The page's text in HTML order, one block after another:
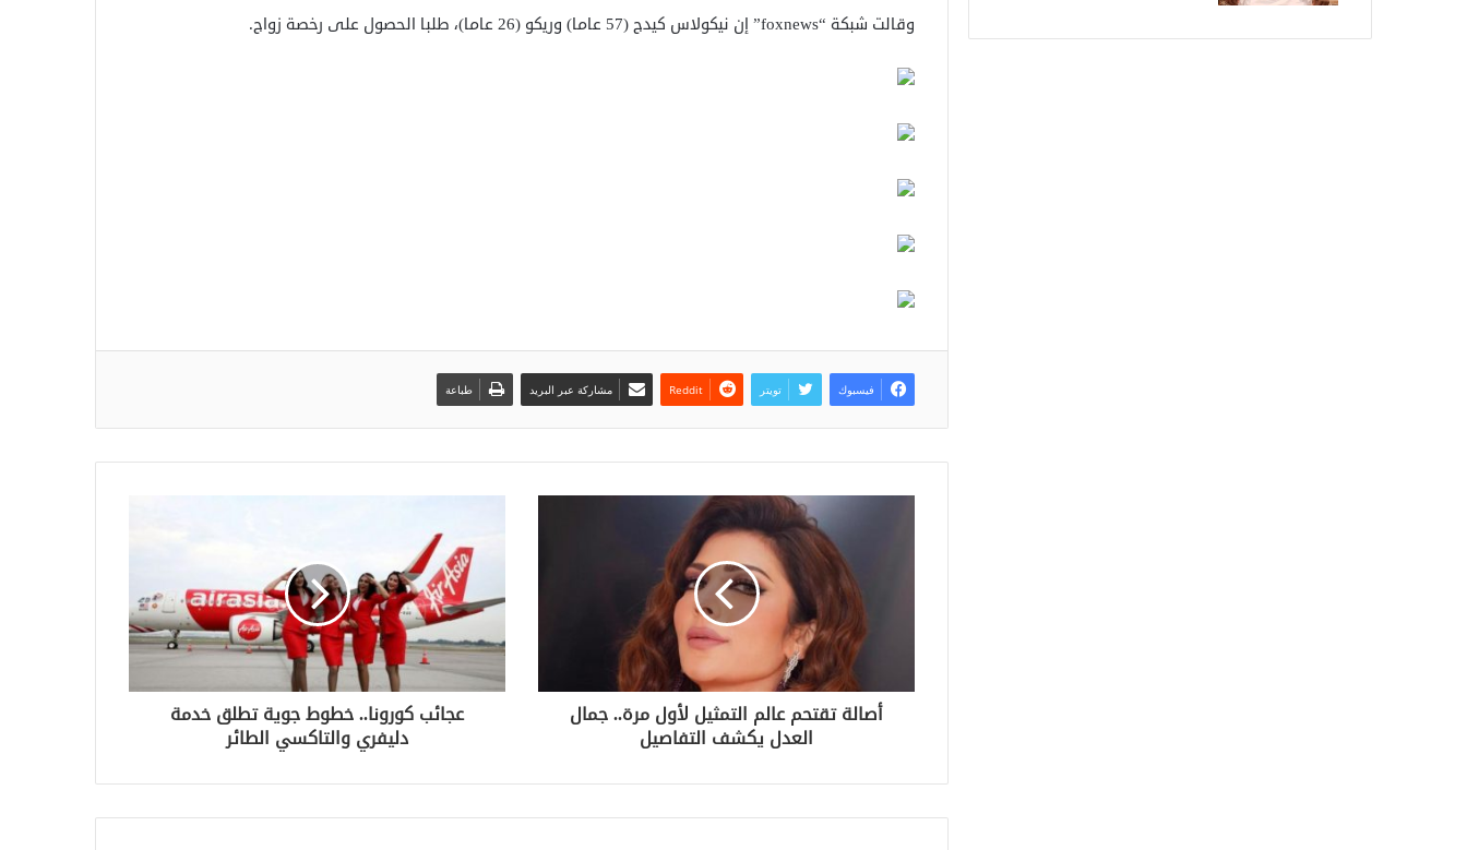
وقالت شبكة “foxnews” إن نيكولاس كيدج (57 عاما) وريكو (26 عاما)، طلبا الحصول على رخصة زواج.
فيسبوك تويتر مشاركة عبر البريد طباعة
أصالة تقتحم عالم التمثيل لأول مرة.. جمال
العدل يكشف التفاصيل
عجائب كورونا.. خطوط جوية تطلق خدمة
دليفري والتاكسي الطائر